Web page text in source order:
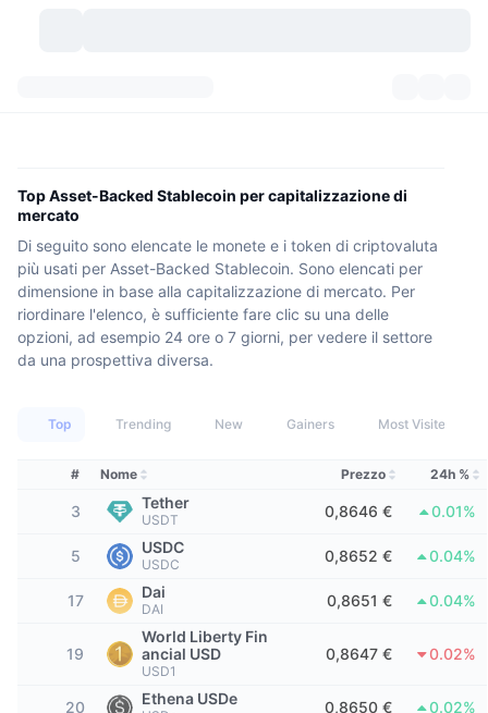
Istantanee storiche
Sblocchi di token
Classifiche
Di tendenza
In arrivo
Nuove
Panoramica di mercato
Mercato Spot
N. di criptovalute
Afflussi/Deflussi degli Exchange
Indicatori
Indice di paura e avidità
Indice stagionale altcoin
Di tendenza
Nuovo
Explorer meme
Migliori trader
Scambi centralizzati
Spot
Spot
Derivati
Community
Feed
Sentiment
API
API DEX
Impresa
Prezzi
Risorse
Convertitore
Newsletter
CMC Launch
CMC Labs
Top Asset-Backed Stablecoin per capitalizzazione di
mercato
Di seguito sono elencate le monete e i token di criptovaluta
più usati per Asset-Backed Stablecoin. Sono elencati per
dimensione in base alla capitalizzazione di mercato. Per
riordinare l'elenco, è sufficiente fare clic su una delle
opzioni, ad esempio 24 ore o 7 giorni, per vedere il settore
da una prospettiva diversa.
Top Trending New Gainers Most Visited
# Nome Prezzo 24h %
3 Tether
USDT 0,8646 € 0.01%
5 USDC
USDC 0,8652 € 0.04%
17 Dai
DAI 0,8651 € 0.04%
19
World Liberty Fin
ancial USD
USD1
0,8647 € 0.02%
20 Ethena USDe 0,8650 € 0.02%